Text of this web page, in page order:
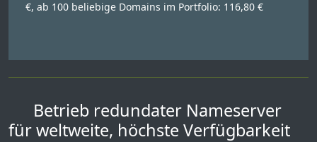
€, ab 100 beliebige Domains im Portfolio: 116,80 €
Betrieb redundater Nameserver
für weltweite, höchste Verfügbarkeit